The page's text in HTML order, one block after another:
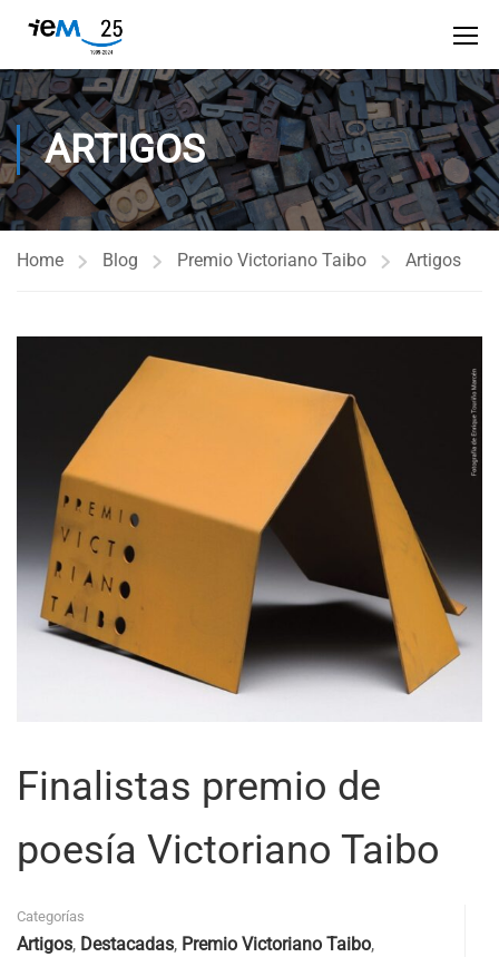
ARTIGOS
Home Blog Premio Victoriano Taibo Artigos
Finalistas premio de
poesía Victoriano Taibo
Categorías
Artigos, Destacadas, Premio Victoriano Taibo,